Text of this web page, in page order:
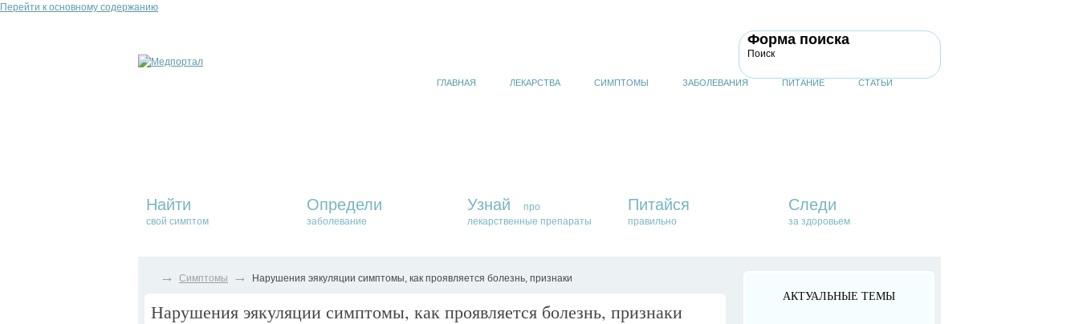
Перейти к основному содержанию
Форма поиска
Поиск
ГЛАВНАЯ ЛЕКАРСТВА СИМПТОМЫ ЗАБОЛЕВАНИЯ ПИТАНИЕ СТАТЬИ
Найти
свой симптом
Определи
заболевание
Узнай
про
лекарственные препараты
Питайся
правильно
Следи
за здоровьем
→ Симптомы → Нарушения эякуляции симптомы, как проявляется болезнь, признаки
Нарушения эякуляции симптомы, как проявляется болезнь, признаки
АКТУАЛЬНЫЕ ТЕМЫ